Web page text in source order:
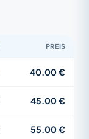
PREIS
40.00 €
45.00 €
55.00 €